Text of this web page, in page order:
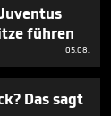
führen
05.08.
Das sagt